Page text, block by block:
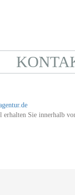
erhalten Sie innerhalb